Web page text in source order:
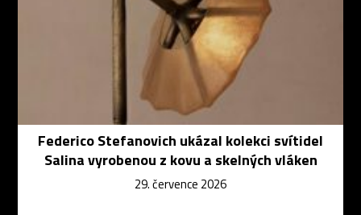
Federico Stefanovich ukázal kolekci svítidel
Salina vyrobenou z kovu a skelných vláken
29. července 2026